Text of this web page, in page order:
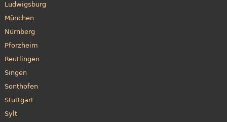
Ludwigsburg
München
Nürnberg
Pforzheim
Reutlingen
Singen
Sonthofen
Stuttgart
Sylt